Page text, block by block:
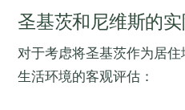
圣基茨和尼维斯的
对于考虑将圣基茨作为居
生活环境的客观评估：